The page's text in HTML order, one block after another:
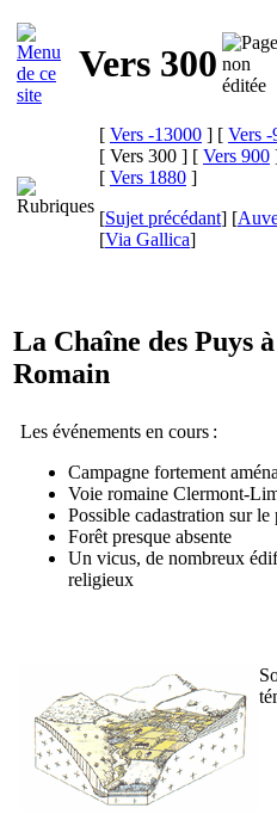
Vers 300
[ Vers -13000 ] [ Vers -
[ Vers 300 ] [ Vers 900
[ Vers 1880 ]
[Sujet précédant] [
[Via Gallica]
La Chaîne des Puys
Romain
Les événements en cours :
Campagne fortement
Voie romaine Clermont-
Possible cadastration sur le
Forêt presque absente
Un vicus, de nombreux
religieux